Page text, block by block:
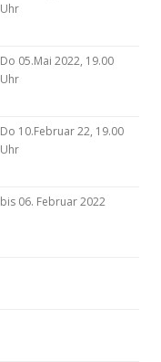
Uhr
Do 05.Mai 2022, 19.00
Uhr
Do 10.Februar 22, 19.00
Uhr
bis 06. Februar 2022